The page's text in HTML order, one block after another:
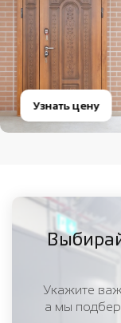
Узнать цену
Укажите
а мы